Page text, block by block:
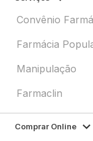
Convênio
Farmácia
Manipulação
Farmaclin
Comprar Online